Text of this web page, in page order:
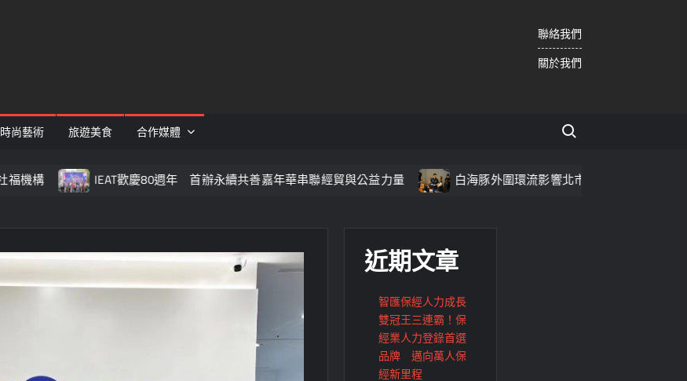
聯絡我們
關於我們
時尚藝術 旅遊美食 合作媒體
Search for:
IEAT歡慶80週年 首辦永續共善嘉年華串聯經貿與公益力量 白海豚外圍環流影響北市 蔣萬安：高度警戒嚴防大雨豪雨
近期文章
智匯保經人力成長
雙冠王三連霸！保
經業人力登錄首選
品牌 邁向萬人保
經新里程